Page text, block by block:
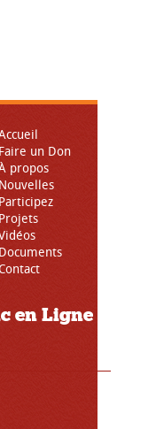
Faire un Don
propos
Nouvelles
Participez
Projets
Documents
en Ligne